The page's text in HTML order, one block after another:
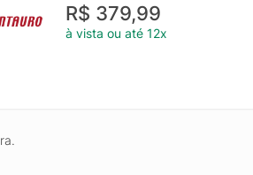
R$ 379,99
à vista ou até 12x